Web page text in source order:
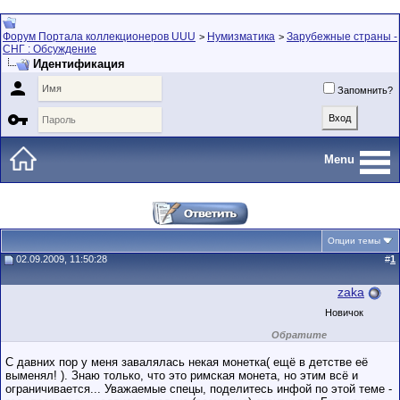
Форум Портала коллекционеров UUU > Нумизматика > Зарубежные страны -
СНГ : Обсуждение
Идентификация
 Запомнить?

Menu
Опции темы
02.09.2009, 11:50:28 #1
zaka
Новичок
Обратите
внимание на
маленький стаж
пользователя на
этом форуме.
Сделки с
С давних пор у меня завалялась некая монетка( ещё в детстве её
выменял! ). Знаю только, что это римская монета, но этим всё и
ограничивается... Уважаемые спецы, поделитесь инфой по этой теме -